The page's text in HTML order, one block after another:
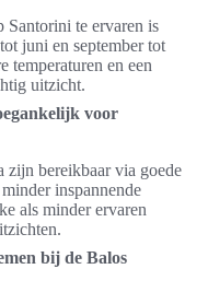
Santorini te ervaren is
juni en september tot
temperaturen en een
uitzicht.
voor
zijn bereikbaar via goede
inspannende
als minder ervaren
bij de Balos